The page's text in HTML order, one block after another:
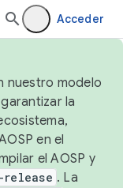
Acceder
nuestro modelo
la
en el
el AOSP y
. La